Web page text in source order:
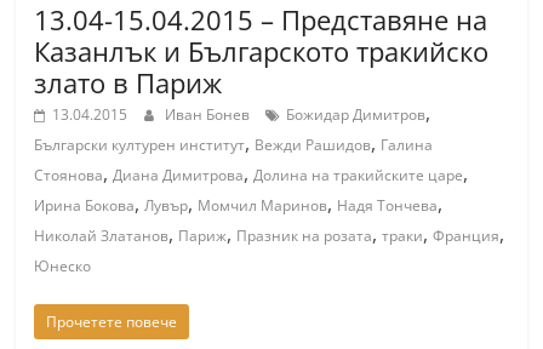
13.04-15.04.2015 – Представяне на
Казанлък и Българското тракийско
злато в Париж
13.04.2015 Иван Бонев Божидар Димитров,
Български културен институт, Вежди Рашидов, Галина
Стоянова,Диана Димитрова,Долина на тракийските царе,
Ирина Бокова,Лувър, Момчил Маринов, Надя Тончева,
Николай Златанов, Париж, Празник на розата,траки,Франция,
Юнеско
Прочетете повече